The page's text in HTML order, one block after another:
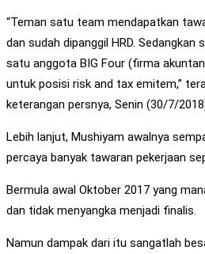
“Teman satu team mendapatkan
dan sudah dipanggil HRD. Sedangkan
satu anggota BIG Four (firma
untuk posisi risk and tax emitem,”
keterangan persnya, Senin (30/7/
Lebih lanjut, Mushiyam awalnya
percaya banyak tawaran pekerjaan
Bermula awal Oktober 2017 yang
dan tidak menyangka menjadi finalis.
Namun dampak dari itu sangatlah